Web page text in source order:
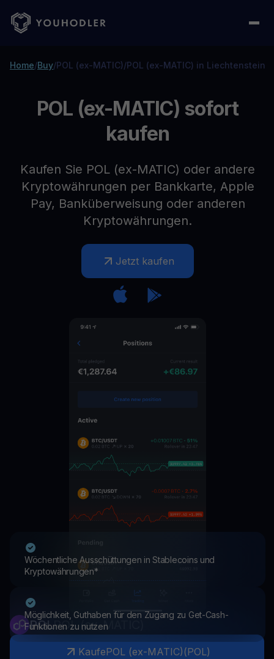
Home/Buy/POL (ex-MATIC)/POL (ex-MATIC) in Liechtenstein
POL (ex-MATIC) sofort
kaufen
Kaufen Sie POL (ex-MATIC) oder andere
Kryptowährungen per Bankkarte, Apple
Pay, Banküberweisung oder anderen
Kryptowährungen.
Jetzt kaufen
Wöchentliche Ausschüttungen in Stablecoins und
Kryptowährungen*
Möglichkeit, Guthaben für den Zugang zu Get-Cash-
Funktionen zu nutzen
POLPOL (ex-MATIC)
KaufePOL (ex-MATIC)(POL)